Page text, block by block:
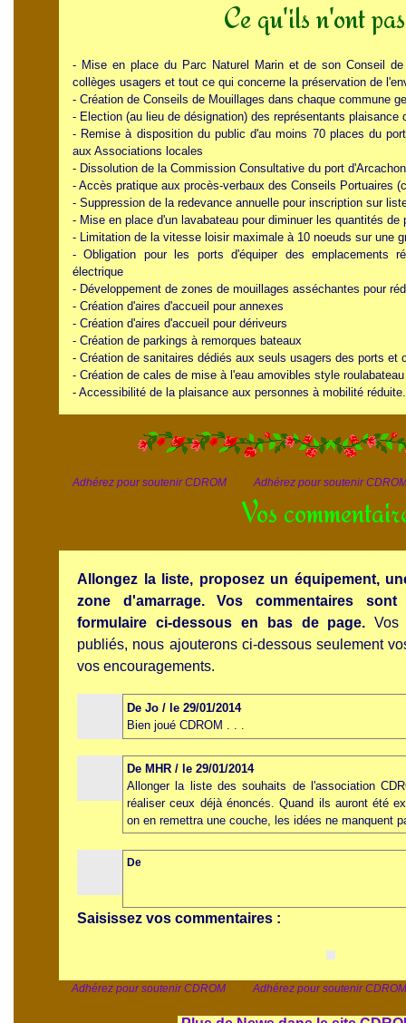
Ce qu'ils n'ont
- Mise en place du Parc Naturel Marin et de son Conseil
collèges usagers et tout ce qui concerne la préservation de
- Création de Conseils de Mouillages dans chaque commune
- Election (au lieu de désignation) des représentants plaisance
- Remise à disposition du public d'au moins 70 places du
aux Associations locales
- Dissolution de la Commission Consultative du port
- Accès pratique aux procès-verbaux des Conseils Portuaires
- Suppression de la redevance annuelle pour inscription sur
- Mise en place d'un lavabateau pour diminuer les quantités de
- Limitation de la vitesse loisir maximale à 10 noeuds sur une
- Obligation pour les ports d'équiper des emplacements
électrique
- Développement de zones de mouillages asséchantes pour
- Création d'aires d'accueil pour annexes
- Création d'aires d'accueil pour dériveurs
- Création de parkings à remorques bateaux
- Création de sanitaires dédiés aux seuls usagers des ports et
- Création de cales de mise à l'eau amovibles style
- Accessibilité de la plaisance aux personnes à mobilité réduite.
Adhérez pour soutenir CDROM Adhérez pour soutenir
Vos
Allongez la liste, proposez un équipement,
zone d'amarrage. Vos commentaires
formulaire ci-dessous en bas de page. Vos
publiés, nous ajouterons ci-dessous seulement
vos encouragements.
De Jo / le 29/01/2014
Bien joué CDROM . . .
De MHR / le 29/01/2014
Allonger la liste des souhaits de l'association
réaliser ceux déjà énoncés. Quand ils auront été
on en remettra une couche, les idées ne manquent
De
Saisissez vos commentaires :
Adhérez pour soutenir CDROM Adhérez pour soutenir